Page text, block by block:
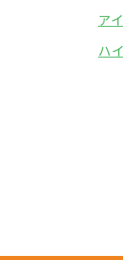
ア
ハ